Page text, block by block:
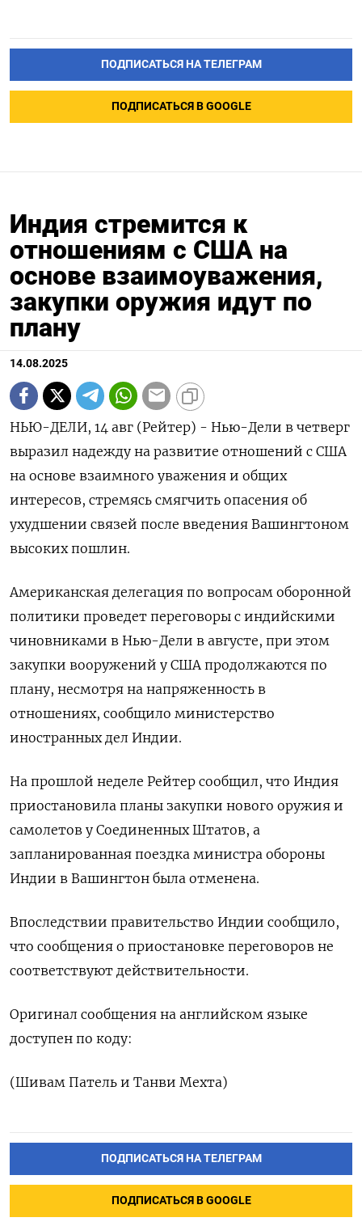
ПОДПИСАТЬСЯ НА ТЕЛЕГРАМ
ПОДПИСАТЬСЯ В GOOGLE
Индия стремится к
отношениям с США на
основе взаимоуважения,
закупки оружия идут по
плану
14.08.2025
НЬЮ-ДЕЛИ, 14 авг (Рейтер) - Нью-Дели в четверг
выразил надежду на развитие отношений с США
на основе взаимного уважения и общих
интересов, стремясь смягчить опасения об
ухудшении связей после введения Вашингтоном
высоких пошлин.
Американская делегация по вопросам оборонной
политики проведет переговоры с индийскими
чиновниками в Нью-Дели в августе, при этом
закупки вооружений у США продолжаются по
плану, несмотря на напряженность в
отношениях, сообщило министерство
иностранных дел Индии.
На прошлой неделе Рейтер сообщил, что Индия
приостановила планы закупки нового оружия и
самолетов у Соединенных Штатов, а
запланированная поездка министра обороны
Индии в Вашингтон была отменена.
Впоследствии правительство Индии сообщило,
что сообщения о приостановке переговоров не
соответствуют действительности.
Оригинал сообщения на английском языке
доступен по коду:
(Шивам Патель и Танви Мехта)
ПОДПИСАТЬСЯ НА ТЕЛЕГРАМ
ПОДПИСАТЬСЯ В GOOGLE